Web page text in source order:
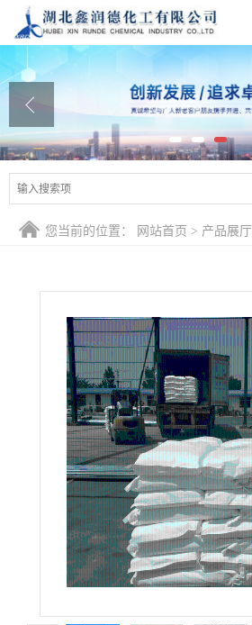
公司首页
公司介绍
公司动态
产品展厅
证书荣誉
您当前的位置： 网站首页 > 产品展厅